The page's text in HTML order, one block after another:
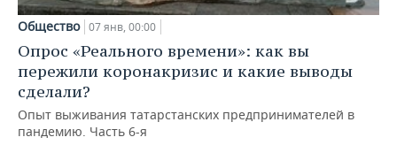
Общество 07 янв, 00:00
Опрос «Реального времени»: как вы
пережили коронакризис и какие выводы
сделали?
Опыт выживания татарстанских предпринимателей в
пандемию. Часть 6-я